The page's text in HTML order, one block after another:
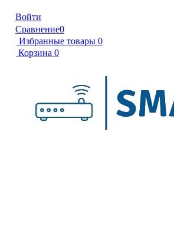
Войти
Сравнение0
Избранные товары 0
Корзина 0